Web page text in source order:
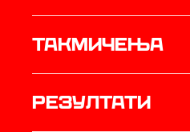
Такмичења
резултати